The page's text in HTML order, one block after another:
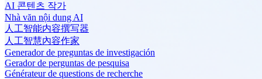
AI 콘텐츠 작가
Nhà văn nội dung AI
人工智能内容撰写器
人工智慧內容作家
Generador de preguntas de investigación
Gerador de perguntas de pesquisa
Générateur de questions de recherche